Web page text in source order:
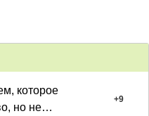
которое
но не
+9